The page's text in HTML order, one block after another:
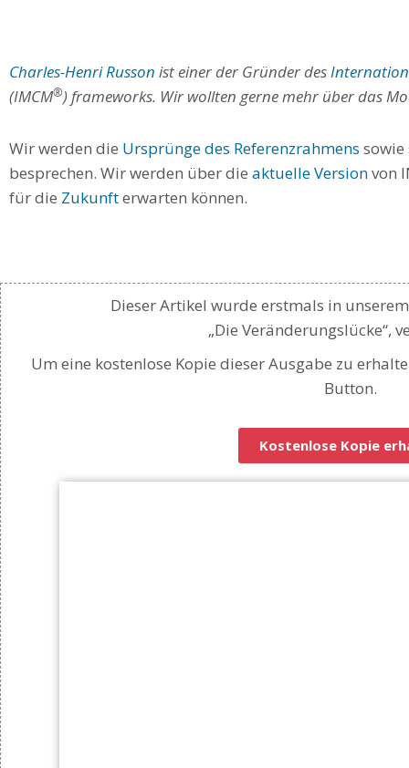
Charles-Henri Russon ist einer der Gründer des
(IMCM®) frameworks. Wir wollten gerne mehr über das
Wir werden die Ursprünge des Referenzrahmens
besprechen. Wir werden über die aktuelle Versionvon
für die Zukunfterwarten können.
Dieser Artikel wurde erstmals in
„Die Veränderungslücke“,
Um eine kostenlose Kopie dieser Ausgabe zu
Button.
Kostenlose Kopie